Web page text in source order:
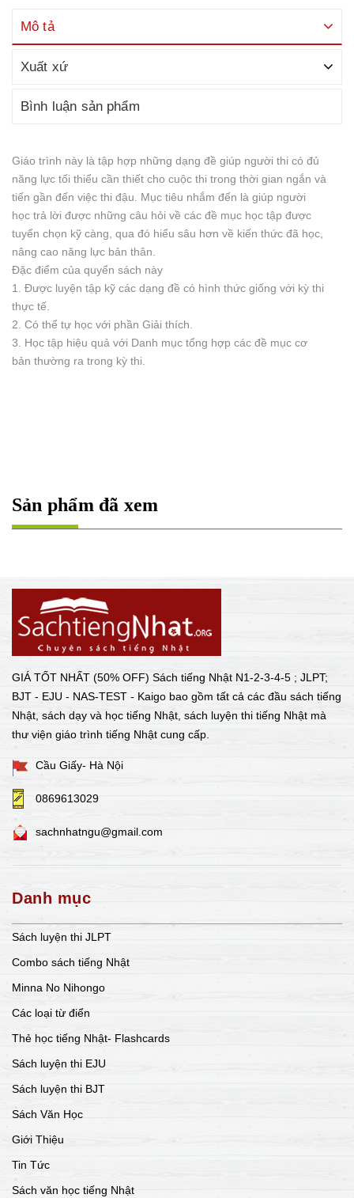
Mô tả
Xuất xứ
Bình luận sản phẩm
Giáo trình này là tập hợp những dạng đề giúp người thi có đủ
năng lực tối thiểu cần thiết cho cuộc thi trong thời gian ngắn và
tiến gần đến việc thi đậu. Mục tiêu nhắm đến là giúp người
học trả lời được những câu hỏi về các đề mục học tập được
tuyển chọn kỹ càng, qua đó hiểu sâu hơn về kiến thức đã học,
nâng cao năng lực bản thân.
Đặc điểm của quyển sách này
1. Được luyện tập kỹ các dạng đề có hình thức giống với kỳ thi
thực tế.
2. Có thể tự học với phần Giải thích.
3. Học tập hiệu quả với Danh mục tổng hợp các đề mục cơ
bản thường ra trong kỳ thi.
Sản phẩm đã xem
GIÁ TỐT NHẤT (50% OFF) Sách tiếng Nhật N1-2-3-4-5 ; JLPT;
BJT - EJU - NAS-TEST - Kaigo bao gồm tất cả các đầu sách tiếng
Nhật, sách dạy và học tiếng Nhật, sách luyện thi tiếng Nhật mà
thư viện giáo trình tiếng Nhật cung cấp.
Cầu Giấy- Hà Nội
0869613029
sachnhatngu@gmail.com
Danh mục
Sách luyện thi JLPT
Combo sách tiếng Nhật
Minna No Nihongo
Các loại từ điển
Thẻ học tiếng Nhật- Flashcards
Sách luyện thi EJU
Sách luyện thi BJT
Sách Văn Học
Giới Thiệu
Tin Tức
Sách văn học tiếng Nhật